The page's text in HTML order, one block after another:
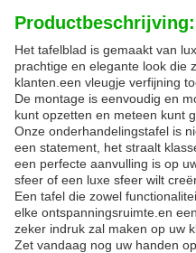
Productbeschrijving:
Het tafelblad is gemaakt van
prachtige en elegante look die
klanten.een vleugje verfijning
De montage is eenvoudig en
kunt opzetten en meteen kunt
Onze onderhandelingstafel is
een statement, het straalt
een perfecte aanvulling is op
sfeer of een luxe sfeer wilt
Een tafel die zowel
elke ontspanningsruimte.en
zeker indruk zal maken op uw
Zet vandaag nog uw handen